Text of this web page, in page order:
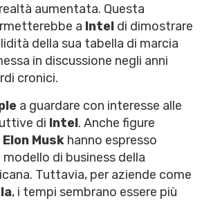
aumentata. Questa
a Intel di dimostrare
della sua tabella di marcia
in discussione negli anni
cronici.
a guardare con interesse alle
di Intel. Anche figure
Elon Musk hanno espresso
di business della
Tuttavia, per aziende come
, i tempi sembrano essere più